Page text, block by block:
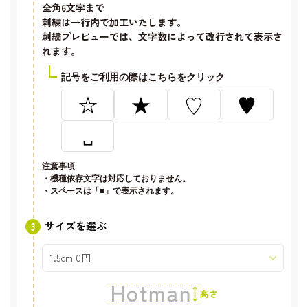
全角6文字まで
刺繍は一行内で加工いたします。
刺繍プレビューでは、文字数によって改行されて表示さ
れます。
記号をご利用の際はこちらをクリック
☆ ★ ♡
♥
␣
注意事項
・機種依存文字は対応しておりません。
・スペースは「■」で表示されます。
サイズを選ぶ